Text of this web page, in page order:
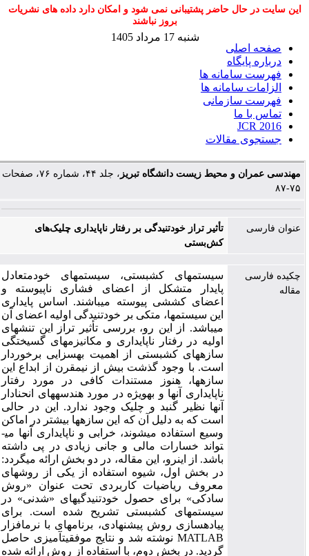
این سایت در حال حاضر پشتیبانی نمی شود و امکان دارد داده های نشریات
بروز نباشند
صفحه اصلی
درباره پایگاه
فهرست سامانه ها
الزامات سامانه ها
فهرست سازمانی
تماس با ما
JCR 2016
جستجوی مقالات
شنبه 17 مرداد 1405
مهندسی عمران و محیط زیست دانشگاه تبریز
، جلد ۴۴، شماره ۷۶، صفحات
۷۵-۸۷
عنوان فارسی
تأثیر تراز خودتنیدگی بر رفتار ناپایداری چلیک‌های
کش‌بستی
چکیده فارسی
مقاله
سیستم­های کش­بستی، سیستم­های خودمتعادل
پایدار متشکل از اعضای فشاری ناپیوسته و
اعضای کششی پیوسته می­باشند. اساس پایداری
این سیستم­ها، متکی بر خودتنیدگی اولیه اعضای آن
می­باشد. از این رو، بررسی تأثیر تراز این تنش­های
اولیه در رفتار ناپایداری و مکانیزم­های گسیختگی
سازه­های کش­بستی از اهمیت به­سزایی برخوردار
است. با وجود گذشت بیش از نیم­قرن از ابداع این
سازه­ها، هنوز مستندات کافی در مورد رفتار
ناپایداری آن­ها و به­ویژه در مورد هندسه­های انحنادار
آن­ها نظیر گنبد و چلیک وجود ندارد. این در حالی
است که به دلیل آن که این سازه­ها بیشتر در اماکن
وسیع استفاده می­شوند، خرابی و ناپایداری آن­ها می­
تواند خسارات مالی و جانی زیادی در پی داشته
باشد. از این­رو، این مقاله، در دو بخش ارائه می­گردد:
در بخش اول، شیوه استفاده از یکی از روش­های
معروف ریاضیات کاربردی تحت عنوان «روش
سادکی» برای حصول خودتنیدگی­های «شدنی» در
سیستم­های کش­بستی تشریح شده است. برای
پیاده­سازی روش پیشنهادی، برنامه­ای با نرم­افزار
MATLAB نوشته شد و نتایج موفقیت­آمیزی حاصل
گردید. در بخش دوم، با استفاده از روش ارائه شده